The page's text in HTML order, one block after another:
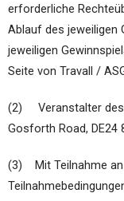
erforderliche
Ablauf des jeweiligen
jeweiligen
Seite von Travall /
(2) Veranstalter des
Gosforth Road, DE24
(3) Mit Teilnahme an